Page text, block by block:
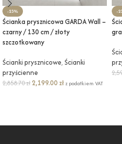
-23%
Ścianka prysznicowa GARDA Wall –
czarny / 130 cm / złoty
szczotkowany
Ścianki prysznicowe, Ścianki
przyścienne
2,858.70zł 2,199.00 złz podatkiem VAT
-